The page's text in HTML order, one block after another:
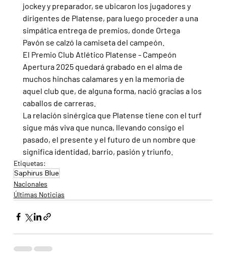
jockey y preparador, se ubicaron los jugadores y
dirigentes de Platense, para luego proceder a una
simpática entrega de premios, donde Ortega
Pavón se calzó la camiseta del campeón.
El Premio Club Atlético Platense - Campeón
Apertura 2025 quedará grabado en el alma de
muchos hinchas calamares y en la memoria de
aquel club que, de alguna forma, nació gracias a los
caballos de carreras.
La relación sinérgica que Platense tiene con el turf
sigue más viva que nunca, llevando consigo el
pasado, el presente y el futuro de un nombre que
significa identidad, barrio, pasión y triunfo.
Etiquetas:
Saphirus Blue
Nacionales
Últimas Noticias